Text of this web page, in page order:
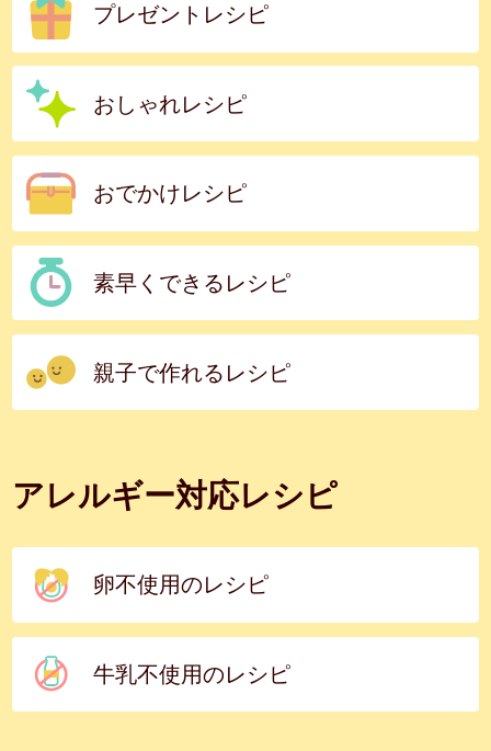
プレゼントレシピ
おしゃれレシピ
おでかけレシピ
素早くできるレシピ
親子で作れるレシピ
アレルギー対応レシピ
卵不使用のレシピ
牛乳不使用のレシピ